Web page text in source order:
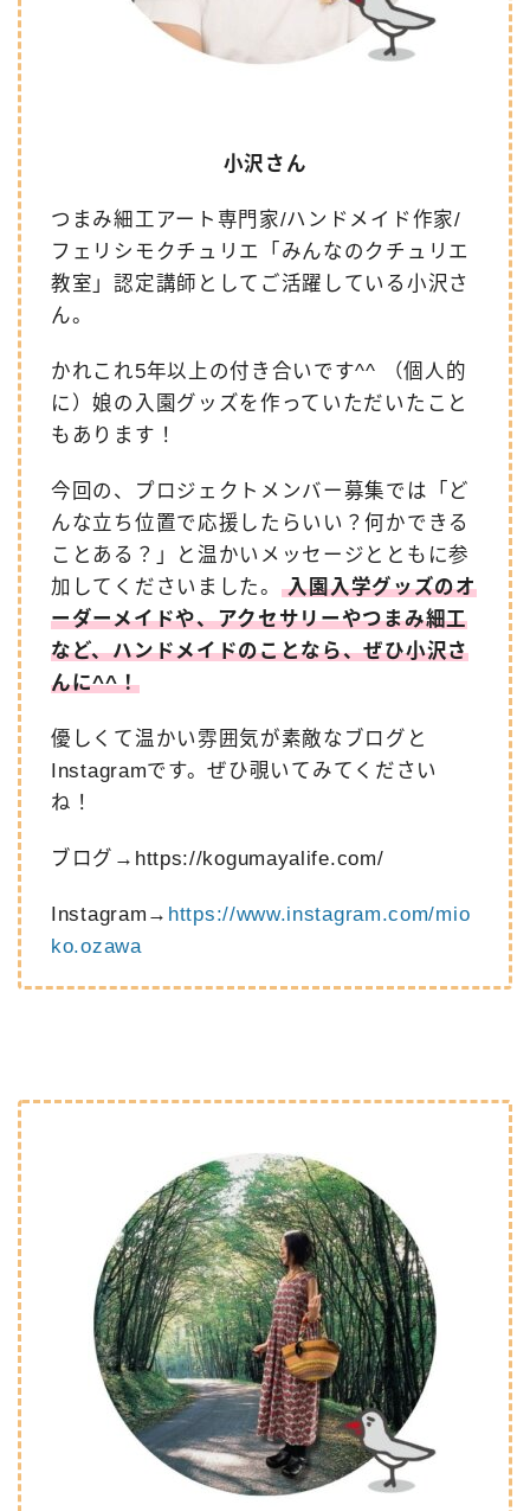
小沢さん
つまみ細工アート専門家/ハンドメイド作家/
フェリシモクチュリエ「みんなのクチュリエ
教室」認定講師としてご活躍している小沢さ
ん。
かれこれ5年以上の付き合いです^^ （個人的
に）娘の入園グッズを作っていただいたこと
もあります！
今回の、プロジェクトメンバー募集では「ど
んな立ち位置で応援したらいい？何かできる
ことある？」と温かいメッセージとともに参
加してくださいました。
入園入学グッズのオ
ーダーメイドや、アクセサリーやつまみ細工
など、ハンドメイドのことなら、ぜひ小沢さ
んに^^！
優しくて温かい雰囲気が素敵なブログと
Instagramです。ぜひ覗いてみてください
ね！
ブログ→ https://kogumayalife.com/
Instagram→ https://www.instagram.com/mio
ko.ozawa